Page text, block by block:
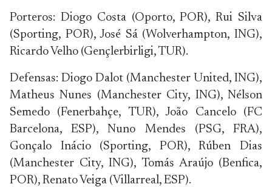
Porteros: Diogo Costa (Oporto, POR), Rui Silva
(Sporting, POR), José Sá (Wolverhampton, ING),
Ricardo Velho (Gençlerbirligi, TUR).
Defensas: Diogo Dalot (Manchester United, ING),
Matheus Nunes (Manchester City, ING), Nélson
Semedo (Fenerbahçe, TUR), João Cancelo (FC
Barcelona, ESP), Nuno Mendes (PSG, FRA),
Gonçalo Inácio (Sporting, POR), Rúben Dias
(Manchester City, ING), Tomás Araújo (Benfica,
POR), Renato Veiga (Villarreal, ESP).